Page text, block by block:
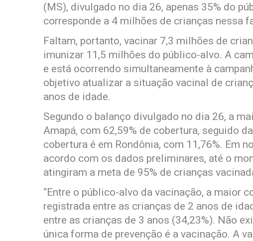
(MS), divulgado no dia 26, apenas 35% do
corresponde a 4 milhões de crianças nessa
Faltam, portanto, vacinar 7,3 milhões de
imunizar 11,5 milhões do público-alvo. A
e está ocorrendo simultaneamente à
objetivo atualizar a situação vacinal de
anos de idade.
Segundo o balanço divulgado no dia 26, a
Amapá, com 62,59% de cobertura, seguido
cobertura é em Rondônia, com 11,76%. Em
acordo com os dados preliminares, até o
atingiram a meta de 95% de crianças
“Entre o público-alvo da vacinação, a maior
registrada entre as crianças de 2 anos de
entre as crianças de 3 anos (34,23%). Não
única forma de prevenção é a vacinação. A